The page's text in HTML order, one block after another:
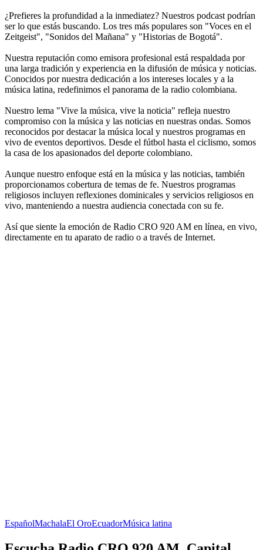
¿Prefieres la profundidad a la inmediatez? Nuestros podcast podrían
ser lo que estás buscando. Los tres más populares son "Voces en el
Zeitgeist", "Sonidos del Mañana" y "Historias de Bogotá".
Nuestra reputación como emisora profesional está respaldada por
una larga tradición y experiencia en la difusión de música y noticias.
Conocidos por nuestra dedicación a los intereses locales y a la
música latina, redefinimos el panorama de la radio colombiana.
Nuestro lema "Vive la música, vive la noticia" refleja nuestro
compromiso con la música y las noticias en nuestras ondas. Somos
reconocidos por destacar la música local y nuestros programas en
vivo de eventos deportivos. Desde el fútbol hasta el ciclismo, somos
la casa de los apasionados del deporte colombiano.
Aunque nuestro enfoque está en la música y las noticias, también
proporcionamos cobertura de temas de fe. Nuestros programas
religiosos incluyen reflexiones dominicales y servicios religiosos en
vivo, manteniendo a nuestra audiencia conectada con su fe.
Así que siente la emoción de Radio CRO 920 AM en línea, en vivo,
directamente en tu aparato de radio o a través de Internet.
EspañolMachalaEl OroEcuadorMúsica latina